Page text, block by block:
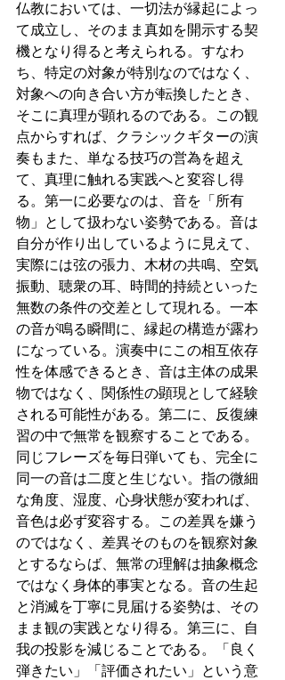
仏教においては、一切法が縁起によっ
て成立し、そのまま真如を開示する契
機となり得ると考えられる。すなわ
ち、特定の対象が特別なのではなく、
対象への向き合い方が転換したとき、
そこに真理が顕れるのである。この観
点からすれば、クラシックギターの演
奏もまた、単なる技巧の営為を超え
て、真理に触れる実践へと変容し得
る。第一に必要なのは、音を「所有
物」として扱わない姿勢である。音は
自分が作り出しているように見えて、
実際には弦の張力、木材の共鳴、空気
振動、聴衆の耳、時間的持続といった
無数の条件の交差として現れる。一本
の音が鳴る瞬間に、縁起の構造が露わ
になっている。演奏中にこの相互依存
性を体感できるとき、音は主体の成果
物ではなく、関係性の顕現として経験
される可能性がある。第二に、反復練
習の中で無常を観察することである。
同じフレーズを毎日弾いても、完全に
同一の音は二度と生じない。指の微細
な角度、湿度、心身状態が変われば、
音色は必ず変容する。この差異を嫌う
のではなく、差異そのものを観察対象
とするならば、無常の理解は抽象概念
ではなく身体的事実となる。音の生起
と消滅を丁寧に見届ける姿勢は、その
まま観の実践となり得る。第三に、自
我の投影を減じることである。「良く
弾きたい」「評価されたい」という意